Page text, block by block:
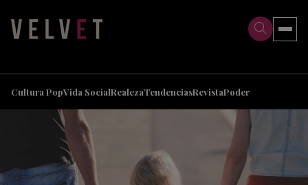
Cultura PopVida SocialRealezaTendenciasRevistaPoder